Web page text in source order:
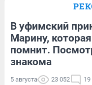
В уфимский
Марину,
помнит.
знакома
5 августа 23 052 19